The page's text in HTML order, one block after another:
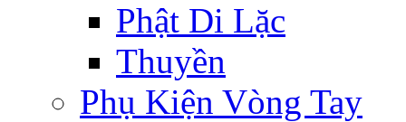
Phật Di Lặc
Thuyền
Phụ Kiện Vòng Tay